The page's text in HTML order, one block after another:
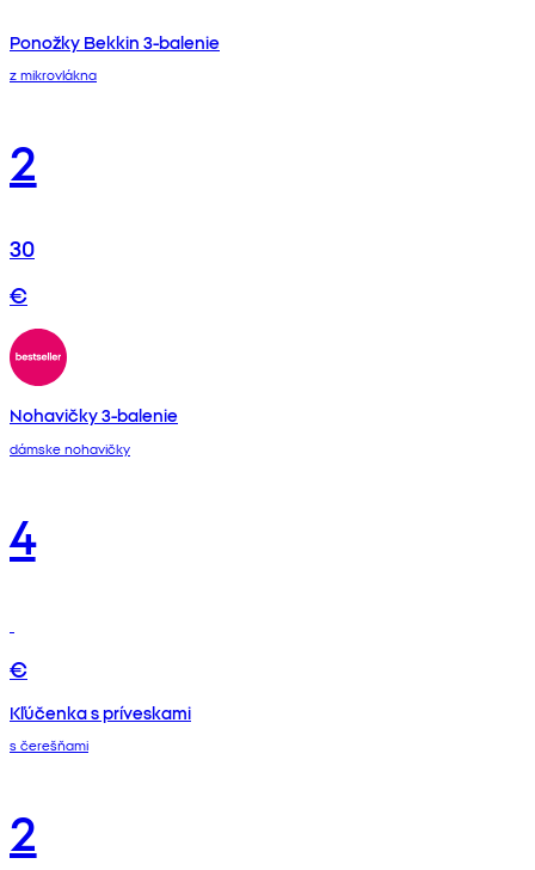
Ponožky Bekkin 3-balenie
z mikrovlákna
2
30
€
Nohavičky 3-balenie
dámske nohavičky
4
€
Kľúčenka s príveskami
s čerešňami
2